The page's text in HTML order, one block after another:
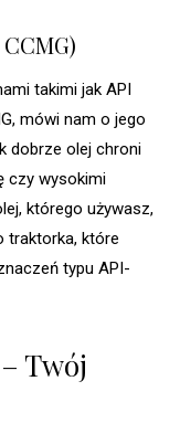
takimi jak API
mówi nam o jego
dobrze olej chroni
czy wysokimi
którego używasz,
traktorka, które
typu API-
Twój